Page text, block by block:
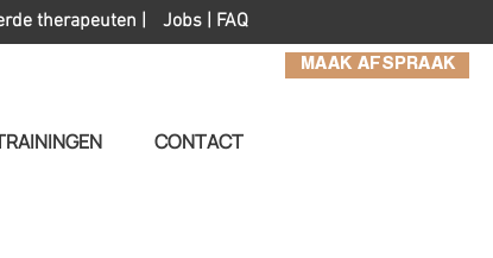
MAAK AFSPRAAK
Jobs | FAQ
therapeuten |
CONTACT